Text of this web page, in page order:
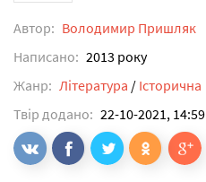
Автор: Володимир Пришляк
Написано: 2013 року
Жанр: Література / Історична
Твір додано: 22-10-2021, 14:59